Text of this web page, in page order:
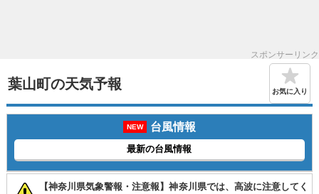
スポンサーリンク
葉山町の天気予報 お気に入り
NEW 台風情報
最新の台風情報
【神奈川県気象警報・注意報】神奈川県では、高波に注意してく